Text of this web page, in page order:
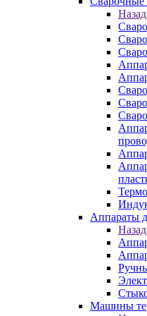
Назад
Аппараты
Назад
Машины